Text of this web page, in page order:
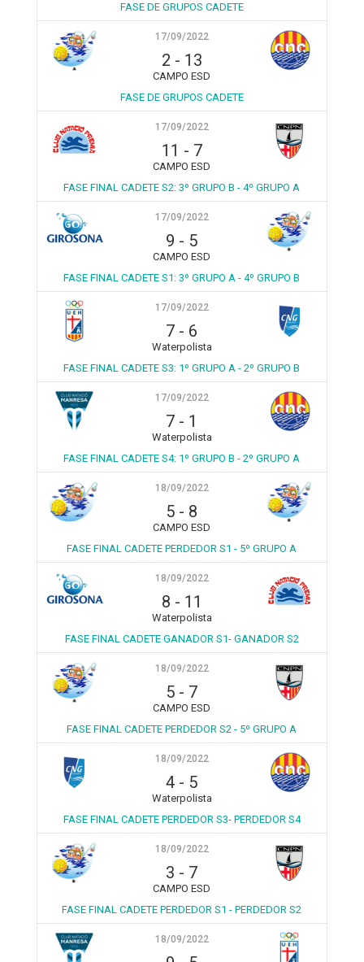
FASE DE GRUPOS CADETE
17/09/2022
2 - 13
CAMPO ESD
FASE DE GRUPOS CADETE
17/09/2022
11 - 7
CAMPO ESD
FASE FINAL CADETE S2: 3º GRUPO B - 4º GRUPO A
17/09/2022
9 - 5
CAMPO ESD
FASE FINAL CADETE S1: 3º GRUPO A - 4º GRUPO B
17/09/2022
7 - 6
Waterpolista
FASE FINAL CADETE S3: 1º GRUPO A - 2º GRUPO B
17/09/2022
7 - 1
Waterpolista
FASE FINAL CADETE S4: 1º GRUPO B - 2º GRUPO A
18/09/2022
5 - 8
CAMPO ESD
FASE FINAL CADETE PERDEDOR S1 - 5º GRUPO A
18/09/2022
8 - 11
Waterpolista
FASE FINAL CADETE GANADOR S1- GANADOR S2
18/09/2022
5 - 7
CAMPO ESD
FASE FINAL CADETE PERDEDOR S2 - 5º GRUPO A
18/09/2022
4 - 5
Waterpolista
FASE FINAL CADETE PERDEDOR S3- PERDEDOR S4
18/09/2022
3 - 7
CAMPO ESD
FASE FINAL CADETE PERDEDOR S1 - PERDEDOR S2
18/09/2022